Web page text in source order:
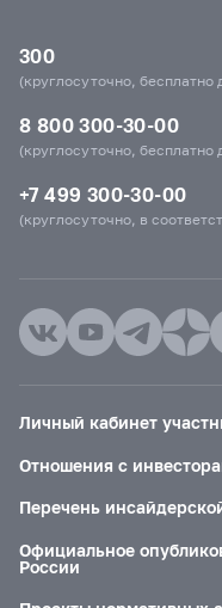
300
(круглосуточно,
8 800 300-30-00
(круглосуточно, бесплатно
+7 499 300-30-00
(круглосуточно, в
Личный кабинет
Отношения с
Перечень
Официальное
России